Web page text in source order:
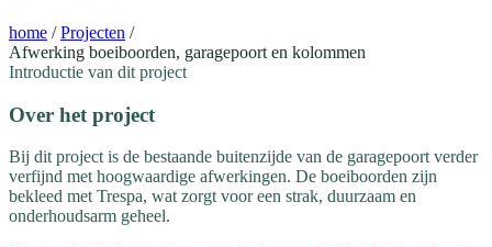
home / Projecten /
Afwerking boeiboorden, garagepoort en kolommen
Introductie van dit project
Over het project
Bij dit project is de bestaande buitenzijde van de garagepoort verder
verfijnd met hoogwaardige afwerkingen. De boeiboorden zijn
bekleed met Trespa, wat zorgt voor een strak, duurzaam en
onderhoudsarm geheel.